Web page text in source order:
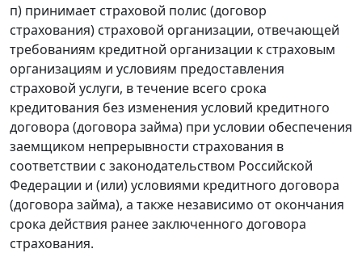
п) принимает страховой полис (договор
страхования) страховой организации, отвечающей
требованиям кредитной организации к страховым
организациям и условиям предоставления
страховой услуги, в течение всего срока
кредитования без изменения условий кредитного
договора (договора займа) при условии обеспечения
заемщиком непрерывности страхования в
соответствии с законодательством Российской
Федерации и (или) условиями кредитного договора
(договора займа), а также независимо от окончания
срока действия ранее заключенного договора
страхования.